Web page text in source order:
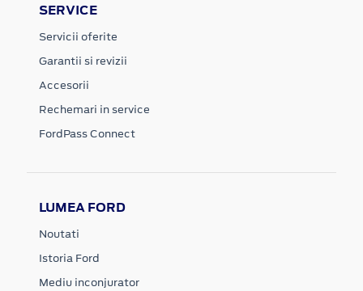
SERVICE
Servicii oferite
Garantii si revizii
Accesorii
Rechemari in service
FordPass Connect
LUMEA FORD
Noutati
Istoria Ford
Mediu inconjurator